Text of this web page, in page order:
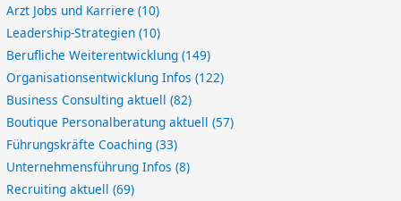
Arzt Jobs und Karriere(10)
Leadership-Strategien(10)
Berufliche Weiterentwicklung(149)
Organisationsentwicklung Infos(122)
Business Consulting aktuell(82)
Boutique Personalberatung aktuell(57)
Führungskräfte Coaching(33)
Unternehmensführung Infos(8)
Recruiting aktuell(69)